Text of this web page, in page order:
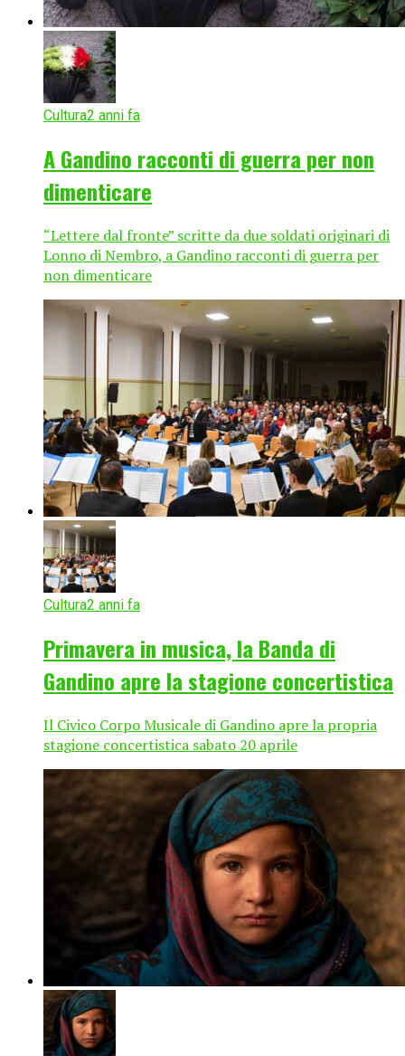
Cultura2 anni fa
A Gandino racconti di guerra per non
dimenticare
“Lettere dal fronte” scritte da due soldati originari di
Lonno di Nembro, a Gandino racconti di guerra per
non dimenticare
Cultura2 anni fa
Primavera in musica, la Banda di
Gandino apre la stagione concertistica
Il Civico Corpo Musicale di Gandino apre la propria
stagione concertistica sabato 20 aprile